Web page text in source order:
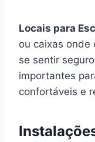
Locais para
ou caixas onde
se sentir
importantes
confortáveis e